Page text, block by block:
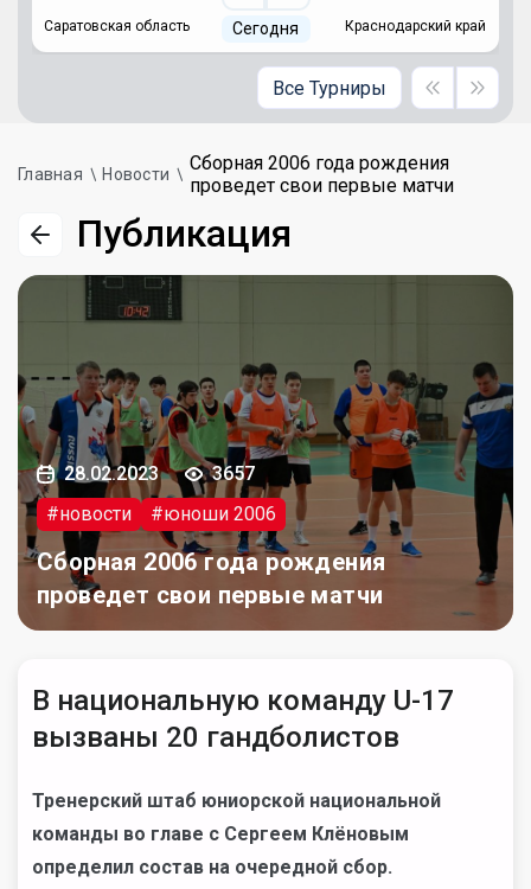
Саратовская область Сегодня Краснодарский край
Все Турниры
Главная Новости
Сборная 2006 года рождения
проведет свои первые матчи
Публикация
28.02.2023
3657
#новости
#юноши 2006
Сборная 2006 года рождения
проведет свои первые матчи
В национальную команду U-17
вызваны 20 гандболистов
Тренерский штаб юниорской национальной
команды во главе с Сергеем Клёновым
определил состав на очередной сбор.